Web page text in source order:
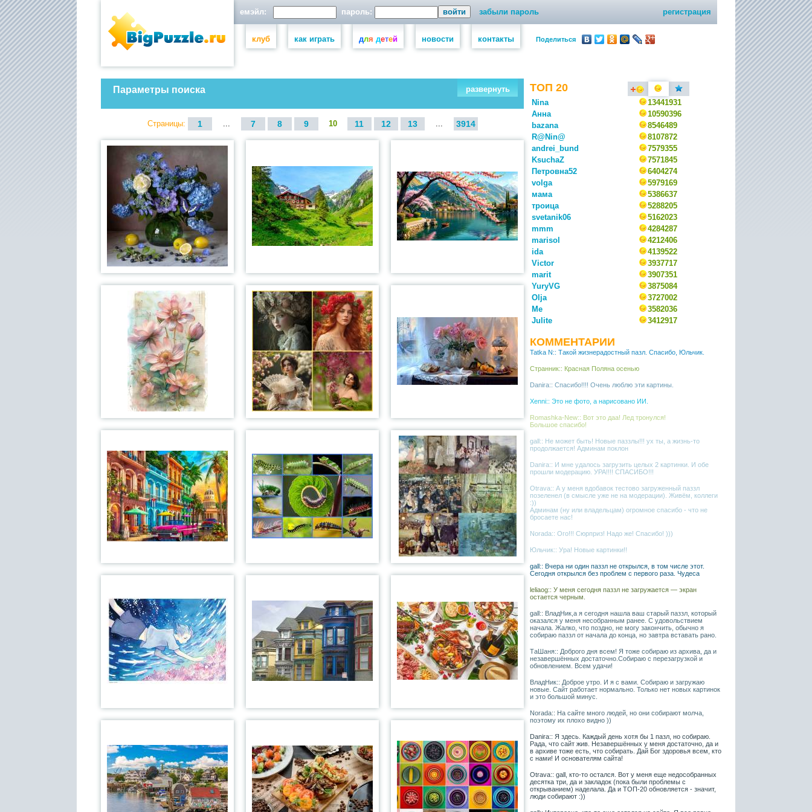
емэйл: пароль: забыли пароль регистрация
клуб как играть для детей новости контакты Поделиться
Параметры поиска развернуть
Страницы: 1 ... 7 8 9 10 11 12 13 ... 3914
ТОП 20
Nina
13441931
Анна
10590396
bazana
8546489
R@Nin@
8107872
andrei_bund
7579355
KsuchaZ
7571845
Петровна52
6404274
volga
5979169
мама
5386637
троица
5288205
svetanik06
5162023
mmm
4284287
marisol
4212406
ida
4139522
Victor
3937717
marit
3907351
YuryVG
3875084
Olja
3727002
Me
3582036
Julite
3412917
КОММЕНТАРИИ
Tatka N:: Такой жизнерадостный пазл. Спасибо, Юльчик.
Странник:: Красная Поляна осенью
Danira:: Спасибо!!!! Очень люблю эти картины.
Xenni:: Это не фото, а нарисовано ИИ.
Romashka-New:: Вот это даа! Лед тронулся!
Большое спасибо!
gall:: Не может быть! Новые паззлы!!! ух ты, а жизнь-то
продолжается! Админам поклон
Danira:: И мне удалось загрузить целых 2 картинки. И обе
прошли модерацию. УРА!!!! СПАСИБО!!!
Otrava:: А у меня вдобавок тестово загруженный паззл
позеленел (в смысле уже не на модерации). Живём, коллеги
:))
Админам (ну или владельцам) огромное спасибо - что не
бросаете нас!
Norada:: Ого!!! Сюрприз! Надо же! Спасибо! )))
Юльчик:: Ура! Новые картинки!!
gall:: Вчера ни один паззл не открылся, в том числе этот.
Сегодня открылся без проблем с первого раза. Чудеса
leliaog:: У меня сегодня паззл не загружается — экран
остается черным.
gall:: ВладНик,а я сегодня нашла ваш старый паззл, который
оказался у меня несобранным ранее. С удовольствием
начала. Жалко, что поздно, не могу закончить, обычно я
собираю паззл от начала до конца, но завтра вставать рано.
ТаШаня:: Доброго дня всем! Я тоже собираю из архива, да и
незавершённых достаточно.Собираю с перезагрузкой и
обновлением. Всем удачи!
ВладНик:: Доброе утро. И я с вами. Собираю и загружаю
новые. Сайт работает нормально. Только нет новых картинок
и это большой минус.
Norada:: На сайте много людей, но они собирают молча,
поэтому их плохо видно ))
Danira:: Я здесь. Каждый день хотя бы 1 пазл, но собираю.
Рада, что сайт жив. Незавершённых у меня достаточно, да и
в архиве тоже есть, что собирать. Дай Бог здоровья всем, кто
с нами! И основателям сайта!
Otrava:: gall, кто-то остался. Вот у меня еще недособранных
десятка три, да и закладок (пока были проблемы с
открыванием) наделала. Да и ТОП-20 обновляется - значит,
люди собирают :))